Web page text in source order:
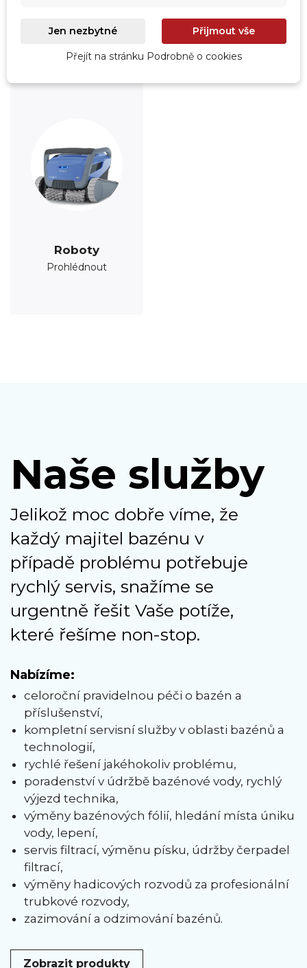
Roboty
Prohlédnout
Naše služby
Jelikož moc dobře víme, že
každý majitel bazénu v
případě problému potřebuje
rychlý servis, snažíme se
urgentně řešit Vaše potíže,
které řešíme non-stop.
Nabízíme:
celoroční pravidelnou péči o bazén a
příslušenství,
kompletní servisní služby v oblasti bazénů a
technologií,
rychlé řešení jakéhokoliv problému,
poradenství v údržbě bazénové vody, rychlý
výjezd technika,
výměny bazénových fólií, hledání místa úniku
vody, lepení,
servis filtrací, výměnu písku, údržby čerpadel
filtrací,
výměny hadicových rozvodů za profesionální
trubkové rozvody,
zazimování a odzimování bazénů.
Zobrazit produkty
Jen nezbytné Přijmout vše
Přejít na stránku Podrobně o cookies